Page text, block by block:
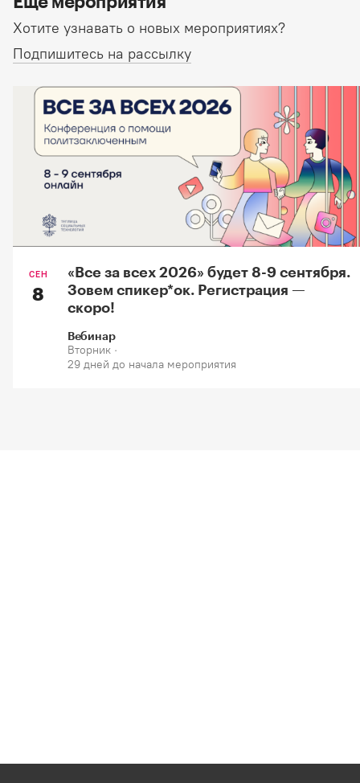
Хотите узнавать о новых мероприятиях?
Подпишитесь на рассылку
СЕН
8
«Все за всех 2026» будет 8-9 сентября.
Зовем спикер*oк. Регистрация —
скоро!
Вебинар
Вторник ·
29 дней до начала мероприятия